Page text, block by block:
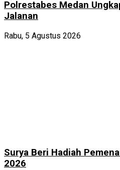
Polrestabes Medan
Jalanan
Rabu, 5 Agustus 2026
Surya Beri Hadiah
2026